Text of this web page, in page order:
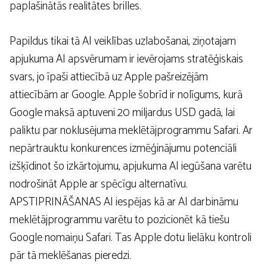
paplašinātās realitātes brilles.
Papildus tikai tā AI veiklības uzlabošanai, ziņotajam
apjukuma AI apsvērumam ir ievērojams stratēģiskais
svars, jo īpaši attiecībā uz Apple pašreizējām
attiecībām ar Google. Apple šobrīd ir nolīgums, kurā
Google maksā aptuveni 20 miljardus USD gadā, lai
paliktu par noklusējuma meklētājprogrammu Safari. Ar
nepārtrauktu konkurences izmēģinājumu potenciāli
izšķīdinot šo izkārtojumu, apjukuma AI iegūšana varētu
nodrošināt Apple ar spēcīgu alternatīvu.
APSTIPRINĀŠANAS AI iespējas kā ar AI darbināmu
meklētājprogrammu varētu to pozicionēt kā tiešu
Google nomaiņu Safari. Tas Apple dotu lielāku kontroli
pār tā meklēšanas pieredzi.